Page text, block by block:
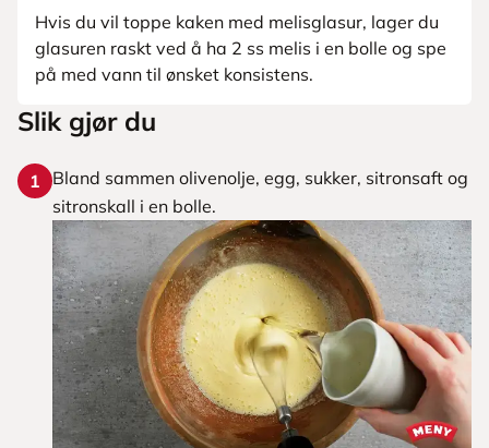
Hvis du vil toppe kaken med melisglasur, lager du
glasuren raskt ved å ha 2 ss melis i en bolle og spe
på med vann til ønsket konsistens.
Slik gjør du
1
Bland sammen olivenolje, egg, sukker, sitronsaft og
sitronskall i en bolle.